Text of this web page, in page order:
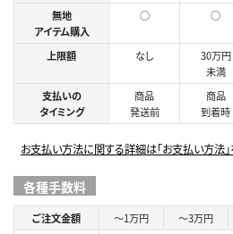
無地
アイテム購入
○ ○
上限額 なし
30万円
未満
支払いの
タイミング
商品
発送前
商品
到着時
お支払い方法に関する詳細は「お支払い方法」
各種手数料
ご注文金額 ～1万円 ～3万円